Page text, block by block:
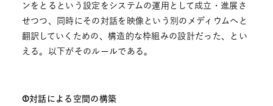
ンをとるという設定をシステムの運用として成立・進展さ
せつつ、同時にその対話を映像という別のメディウムへと
翻訳していくための、構造的な枠組みの設計だった、とい
える。以下がそのルールである。
①対話による空間の構築